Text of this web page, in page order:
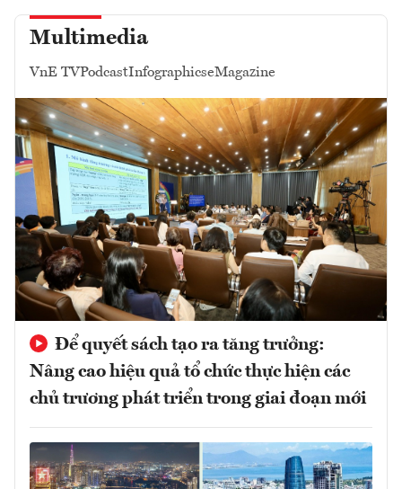
Multimedia
VnE TVPodcastInfographicseMagazine
Để quyết sách tạo ra tăng trưởng:
Nâng cao hiệu quả tổ chức thực hiện các
chủ trương phát triển trong giai đoạn mới